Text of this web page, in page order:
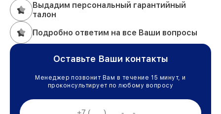
Выдадим персональный гарантийный
талон
Подробно ответим на все Ваши вопросы
Оставьте Ваши контакты
Менеджер позвонит Вам в течение 15 минут, и
проконсультирует по любому вопросу